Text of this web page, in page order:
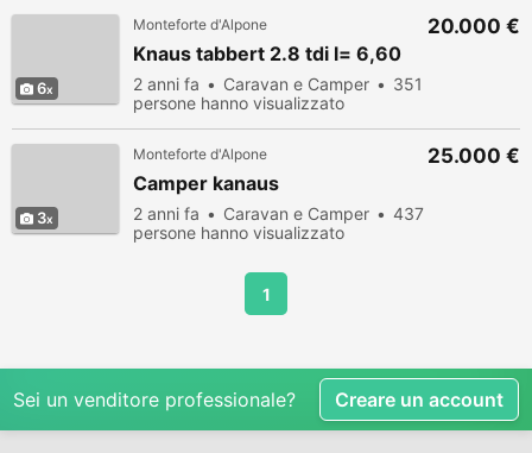
6
Monteforte d'Alpone
Knaus tabbert 2.8 tdi l= 6,60
2 anni fa Caravan e Camper
351
persone hanno visualizzato
20.000 €
3
Monteforte d'Alpone
Camper kanaus
2 anni fa Caravan e Camper
437
persone hanno visualizzato
25.000 €
1
Sei un venditore professionale? Creare un account